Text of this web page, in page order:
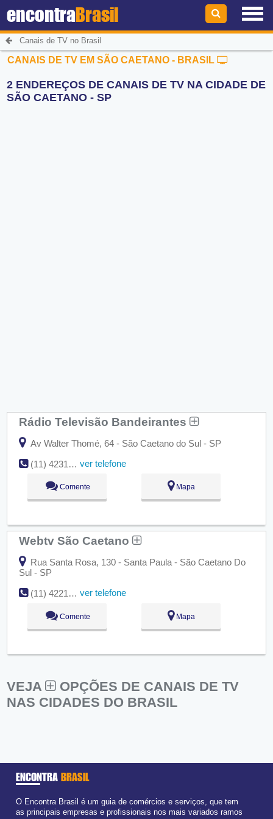
encontraBrasil
Canais de TV no Brasil
CANAIS DE TV EM SÃO CAETANO - BRASIL
2 ENDEREÇOS DE CANAIS DE TV NA CIDADE DE
SÃO CAETANO - SP
Rádio Televisão Bandeirantes
Av Walter Thomé, 64 - São Caetano do Sul - SP
(11) 4231-6070
ver telefone
Comente Mapa
Webtv São Caetano
Rua Santa Rosa, 130 - Santa Paula - São Caetano Do
Sul - SP
(11) 4221-5475
ver telefone
Comente Mapa
VEJA
OPÇÕES DE CANAIS DE TV
NAS CIDADES DO BRASIL
ENCONTRA BRASIL
O Encontra Brasil é um guia de comércios e serviços, que tem
as principais empresas e profissionais nos mais variados ramos